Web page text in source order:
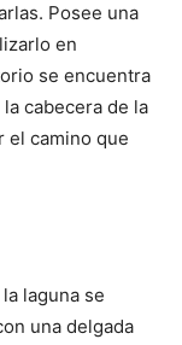
Posee una
en
se encuentra
cabecera de la
el camino que
laguna se
una delgada